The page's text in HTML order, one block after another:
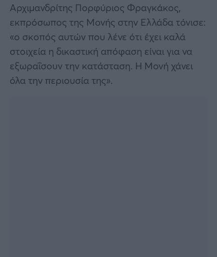
Αρχιμανδρίτης Πορφύριος Φραγκάκος,
εκπρόσωπος της Μονής στην Ελλάδα τόνισε:
«ο σκοπός αυτών που λένε ότι έχει καλά
στοιχεία η δικαστική απόφαση είναι για να
εξωραΐσουν την κατάσταση. Η Μονή χάνει
όλα την περιουσία της».